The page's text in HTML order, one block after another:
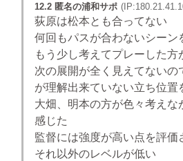
12.2 匿名の浦和サポ
荻原は松本とも合ってない
何回もパスが合わないシーン
もう少し考えてプレーした方
次の展開が全く見えてないの
が理解出来ていない立ち位置
大畑、明本の方が色々考えな
感じた
監督には強度が高い点を評価
それ以外のレベルが低い